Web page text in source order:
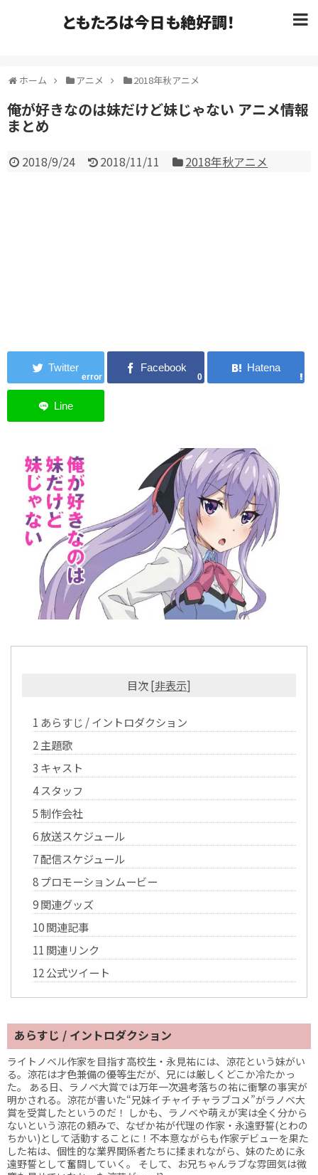
ともたろは今日も絶好調！
ホーム アニメ 2018年秋アニメ
俺が好きなのは妹だけど妹じゃない アニメ情報
まとめ
2018/9/24 2018/11/11 2018年秋アニメ
error 0
目次[非表示]
1 あらすじ / イントロダクション
2主題歌
3 キャスト
4スタッフ
5制作会社
6放送スケジュール
7配信スケジュール
8プロモーションムービー
9関連グッズ
10関連記事
11 関連リンク
12公式ツイート
あらすじ / イントロダクション
ライトノベル作家を目指す高校生・永見祐には、涼花という妹がい
る。涼花は才色兼備の優等生だが、兄には厳しくどこか冷たかっ
た。 ある日、ラノベ大賞では万年一次選考落ちの祐に衝撃の事実が
明かされる。涼花が書いた“兄妹イチャイチャラブコメ”がラノベ大
賞を受賞したというのだ！ しかも、ラノベや萌えが実は全く分から
ないという涼花の頼みで、なぜか祐が代理の作家・永遠野誓(とわの
ちかい)として活動することに！不本意ながらも作家デビューを果た
した祐は、個性的な業界関係者たちに揉まれながら、妹のために永
遠野誓として奮闘していく。 そして、お兄ちゃんラブな雰囲気は微